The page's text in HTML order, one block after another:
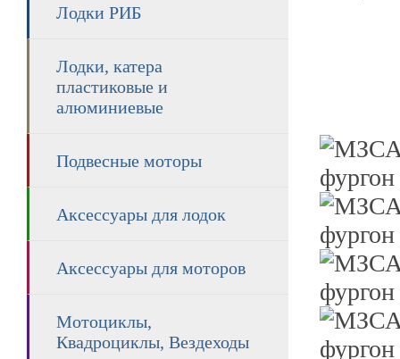
Лодки РИБ
Лодки, катера
пластиковые и
алюминиевые
Подвесные моторы
Аксессуары для лодок
Аксессуары для моторов
Мотоциклы,
Квадроциклы, Вездеходы